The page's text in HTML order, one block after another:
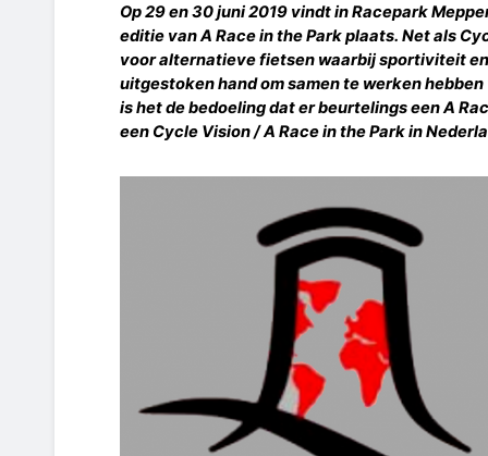
Op 29 en 30 juni 2019 vindt in Racepark
editie vanA Race in the Parkplaats. Net als
voor alternatieve fietsen waarbij sportiviteit
uitgestoken hand om samen te werken
is het de bedoeling dat er beurtelings eenA
een Cycle Vision / A Race in the Parkin